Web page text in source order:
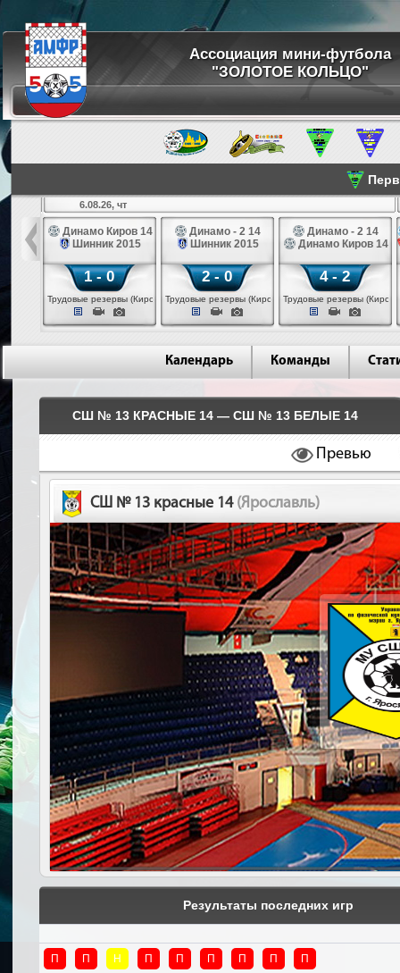
Ассоциация мини-футбола
"ЗОЛОТОЕ КОЛЬЦО"
14
6.08.26, чт
Динамо Киров 14
Шинник 2015
1 - 0
Трудовые резервы (Киров)
Динамо - 2 14
Шинник 2015
2 - 0
Трудовые резервы (Киров)
Динамо - 2 14
Динамо Киров 14
4 - 2
Трудовые резервы (Киров)
Календарь Команды
СШ № 13 КРАСНЫЕ 14 — СШ № 13 БЕЛЫЕ 14
Превью
СШ № 13 красные 14 (Ярославль)
Результаты последних игр
П П Н П П П П П П